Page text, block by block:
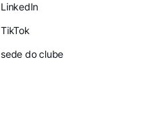
LinkedIn
TikTok
sede do clube